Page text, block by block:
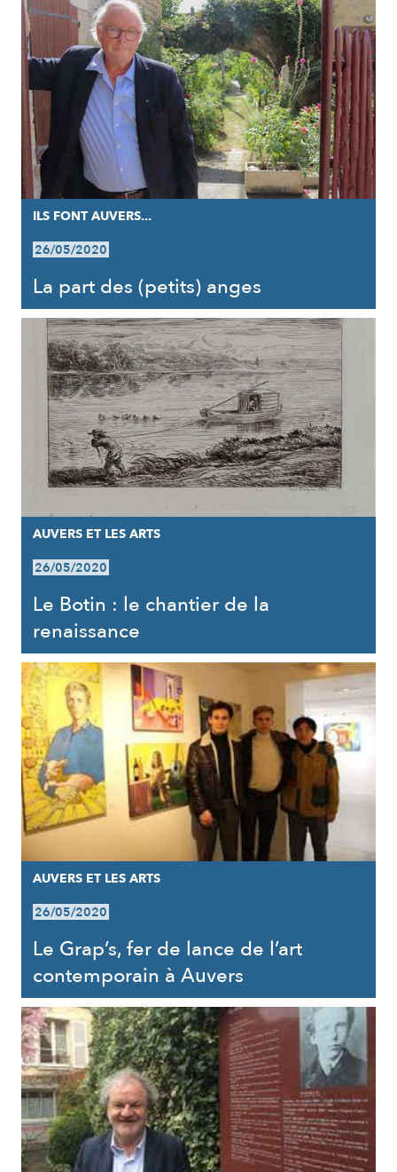
ILS FONT AUVERS...
26/05/2020
La part des (petits) anges
AUVERS ET LES ARTS
26/05/2020
Le Botin : le chantier de la
renaissance
AUVERS ET LES ARTS
26/05/2020
Le Grap’s, fer de lance de l’art
contemporain à Auvers